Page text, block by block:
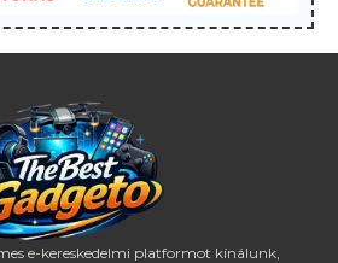
e-kereskedelmi platformot kínálunk,